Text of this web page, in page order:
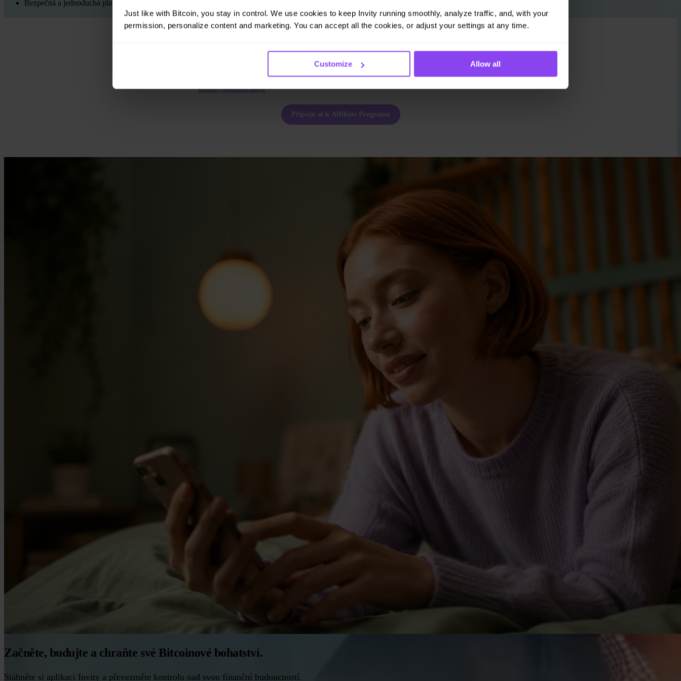
Just like with Bitcoin, you stay in control. We use cookies to keep Invity running smoothly, analyze traffic, and, with your
permission, personalize content and marketing. You can accept all the cookies, or adjust your settings at any time.
Customize Allow all
Bezpečná a jednoduchá platforma s povolením České národní banky podle MiCA
podmínkami Affiliate Programu
ochrany osobních údajů.
Připojit se k Affiliate Programu
Začněte, budujte a chraňte své Bitcoinové bohatství.
Stáhněte si aplikaci Invity a převezměte kontrolu nad svou finanční budoucností.